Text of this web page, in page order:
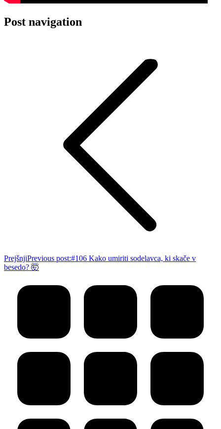
Post navigation
PrejšnjiPrevious post:#106 Kako umiriti sodelavca, ki skače v
besedo? 🤯